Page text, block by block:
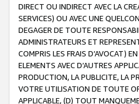
DIRECT OU INDIRECT AVEC LA
SERVICES) OU AVEC UNE
DEGAGER DE TOUTE
ADMINISTRATEURS ET
COMPRIS LES FRAIS D’AVOCAT)
ELEMENTS AVEC D’AUTRES
PRODUCTION, LA PUBLICITE, LA
VOTRE UTILISATION DE TOUTE
APPLICABLE, (D) TOUT